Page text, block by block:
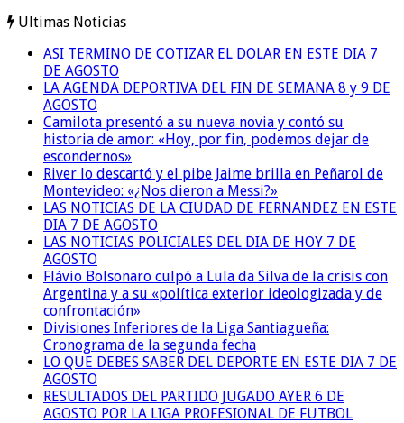
Ultimas Noticias
ASI TERMINO DE COTIZAR EL DOLAR EN ESTE DIA 7
DE AGOSTO
LA AGENDA DEPORTIVA DEL FIN DE SEMANA 8 y 9 DE
AGOSTO
Camilota presentó a su nueva novia y contó su
historia de amor: «Hoy, por fin, podemos dejar de
escondernos»
River lo descartó y el pibe Jaime brilla en Peñarol de
Montevideo: «¿Nos dieron a Messi?»
LAS NOTICIAS DE LA CIUDAD DE FERNANDEZ EN ESTE
DIA 7 DE AGOSTO
LAS NOTICIAS POLICIALES DEL DIA DE HOY 7 DE
AGOSTO
Flávio Bolsonaro culpó a Lula da Silva de la crisis con
Argentina y a su «política exterior ideologizada y de
confrontación»
Divisiones Inferiores de la Liga Santiagueña:
Cronograma de la segunda fecha
LO QUE DEBES SABER DEL DEPORTE EN ESTE DIA 7 DE
AGOSTO
RESULTADOS DEL PARTIDO JUGADO AYER 6 DE
AGOSTO POR LA LIGA PROFESIONAL DE FUTBOL